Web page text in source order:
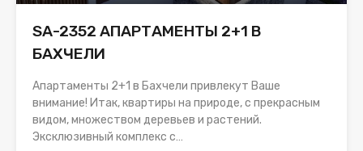
SA-2352 АПАРТАМЕНТЫ 2+1 В
БАХЧЕЛИ
Апартаменты 2+1 в Бахчели привлекут Ваше
внимание! Итак, квартиры на природе, с прекрасным
видом, множеством деревьев и растений.
Эксклюзивный комплекс с…